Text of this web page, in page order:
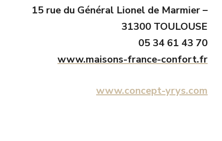
15 rue du Général Lionel de Marmier –
31300 TOULOUSE
05 34 61 43 70
www.maisons-france-confort.fr
www.concept-yrys.com